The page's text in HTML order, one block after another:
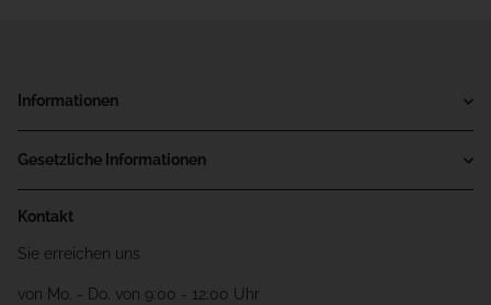
Informationen
Gesetzliche Informationen
Kontakt
Sie erreichen uns
von Mo. - Do. von 9:00 - 12:00 Uhr